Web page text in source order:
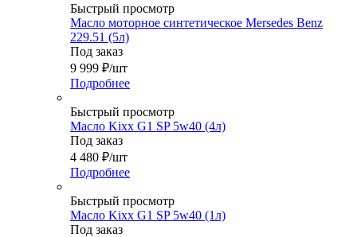
Быстрый просмотр
Масло моторное синтетическое Mersedes Benz
229.51 (5л)
Под заказ
9 999 ₽/шт
Подробнее
Быстрый просмотр
Масло Kixx G1 SP 5w40 (4л)
Под заказ
4 480 ₽/шт
Подробнее
Быстрый просмотр
Масло Kixx G1 SP 5w40 (1л)
Под заказ